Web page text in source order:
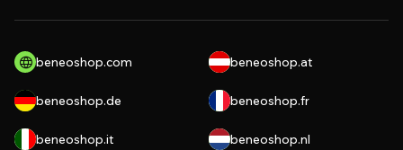
beneoshop.com beneoshop.at
beneoshop.de beneoshop.fr
beneoshop.it beneoshop.nl